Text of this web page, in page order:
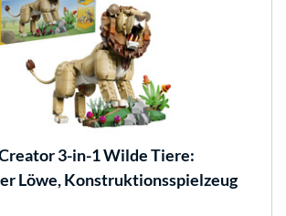
3-in-1 Wilde Tiere:
Löwe, Konstruktionsspielzeug